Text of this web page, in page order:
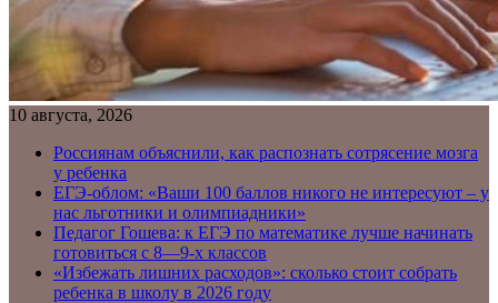
10 августа, 2026
Россиянам объяснили, как распознать сотрясение мозга
у ребенка
ЕГЭ-облом: «Ваши 100 баллов никого не интересуют – у
нас льготники и олимпиадники»
Педагог Гошева: к ЕГЭ по математике лучше начинать
готовиться с 8—9-х классов
«Избежать лишних расходов»: сколько стоит собрать
ребенка в школу в 2026 году